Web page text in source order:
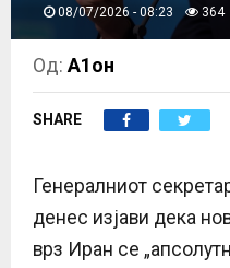
M
E
N
U
08/07/2026 - 08:23 364
Од:А1он
SHARE
Генералниот
денес изјави дека
врз Иран се